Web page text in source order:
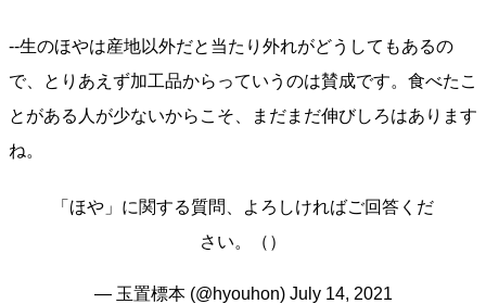
--生のほやは産地以外だと当たり外れがどうしてもあるの
で、とりあえず加工品からっていうのは賛成です。食べたこ
とがある人が少ないからこそ、まだまだ伸びしろはあります
ね。
「ほや」に関する質問、よろしければご回答くだ
さい。（）
— 玉置標本 (@hyouhon) July 14, 2021